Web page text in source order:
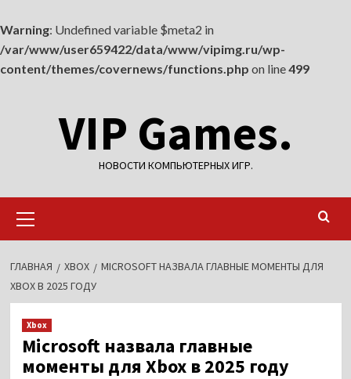
Warning: Undefined variable $meta2 in
/var/www/user659422/data/www/vipimg.ru/wp-
content/themes/covernews/functions.php on line499
содержимомуVIP Games.
НОВОСТИ КОМПЬЮТЕРНЫХ ИГР.
меню
ГЛАВНАЯ XBOX
MICROSOFT НАЗВАЛА ГЛАВНЫЕ МОМЕНТЫ ДЛЯ
XBOX В 2025 ГОДУ
Xbox
Microsoft назвала главные
моменты для Xbox в 2025 году